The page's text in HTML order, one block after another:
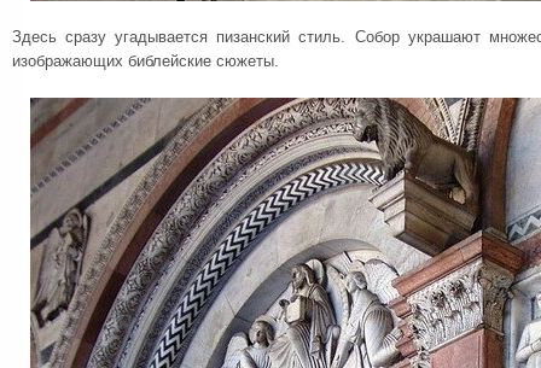
Здесь сразу угадывается пизанский стиль. Собор украшают
изображающих библейские сюжеты.